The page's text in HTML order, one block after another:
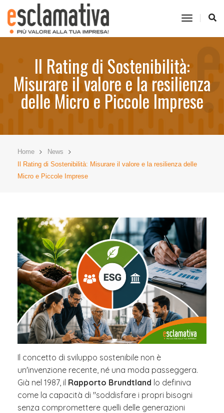
toggle
Il Rating di Sostenibilità:
Misurare il valore e la resilienza
delle Micro e Piccole Imprese
Home
News
Il Rating di Sostenibilità: Misurare il valore e la resilienza delle
Micro e Piccole Imprese
Il concetto di sviluppo sostenibile non è
un'invenzione recente, né una moda passeggera.
Già nel 1987, il Rapporto Brundtland lo definiva
come la capacità di "soddisfare i propri bisogni
senza compromettere quelli delle generazioni